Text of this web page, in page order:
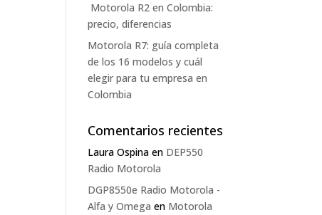
Motorola R2 en Colombia:
precio, diferencias
Motorola R7: guía completa
de los 16 modelos y cuál
elegir para tu empresa en
Colombia
Comentarios recientes
Laura Ospina en DEP550
Radio Motorola
DGP8550e Radio Motorola -
Alfa y Omega en Motorola